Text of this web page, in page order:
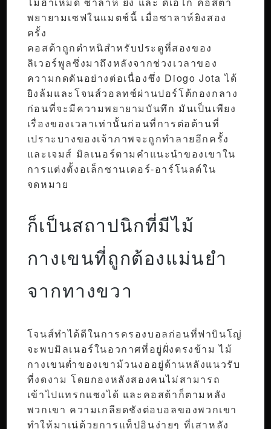
พยายามเซฟในแมตช์นี้ เมื่อซาลาห์ยิงสอง
ครั้ง
คอสต้าถูกตำหนิสำหรับประตูที่สองของ
ลิเวอร์พูลซึ่งมาถึงหลังจากช่วงเวลาของ
ความกดดันอย่างต่อเนื่องซึ่ง Diogo Jota ได้
ยิงล้มและโจนส์วอลทซ์ผ่านปอร์โต้กองกลาง
ก่อนที่จะมีความพยายามบันทึก มันเป็นเพียง
เรื่องของเวลาเท่านั้นก่อนที่การต่อต้านที่
เปราะบางของเจ้าภาพจะถูกทำลายอีกครั้ง
และเจมส์ มิลเนอร์ตามคำแนะนำของเขาใน
การแต่งตั้งอเล็กซานเดอร์-อาร์โนลด์ใน
จดหมาย
ก็เป็นสถาปนิกที่มีไม้
กางเขนที่ถูกต้องแม่นยำ
จากทางขวา
โจนส์ทำได้ดีในการครองบอลก่อนที่ฟาบินโญ่
จะพบมิลเนอร์ในอวกาศที่อยู่ฝั่งตรงข้าม ไม้
กางเขนต่ำของเขาม้วนงออยู่ด้านหลังแนวรับ
ที่งดงาม โดยกองหลังสองคนไม่สามารถ
เข้าไปแทรกแซงได้ และคอสต้าก็ตามหลัง
พวกเขา ความเกลียดชังต่อบอลของพวกเขา
ทำให้มาเน่ด้วยการแท็ปอินง่ายๆ ที่เสาหลัง